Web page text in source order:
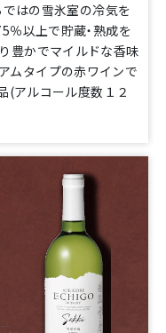
はの雪氷室の冷気を
以上で貯蔵・熟成を
豊かでマイルドな香味
ムタイプの赤ワインで
(アルコール度数１２